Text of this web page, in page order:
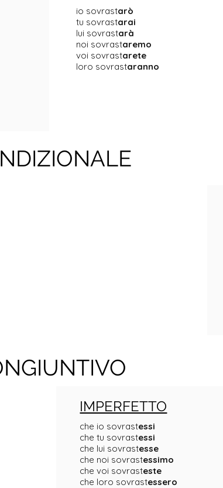
io sovrastarò
tu sovrastarai
lui sovrastarà
noi sovrastaremo
voi sovrastarete
loro sovrastaranno
IMPERFETTO
che io sovrastessi
che tu sovrastessi
che lui sovrastesse
che noi sovrastessimo
che voi sovrasteste
che loro sovrastessero